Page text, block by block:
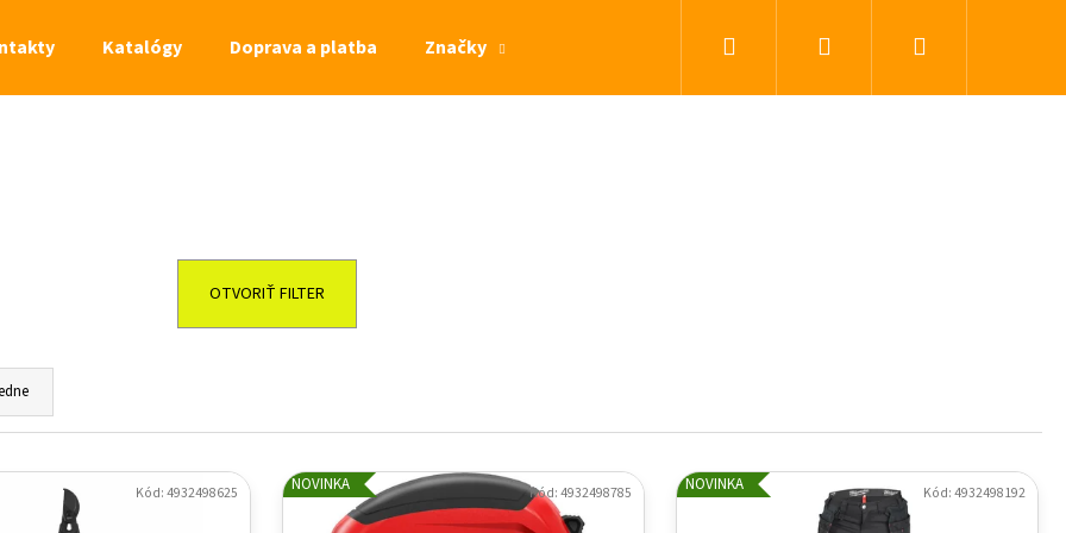
Katalógy Doprava a platba Značky Hľadať PrihlásenieNákupný
OTVORIŤ FILTER
Kód:4932498625 NOVINKA Kód:4932498785 NOVINKA Kód:4932498192